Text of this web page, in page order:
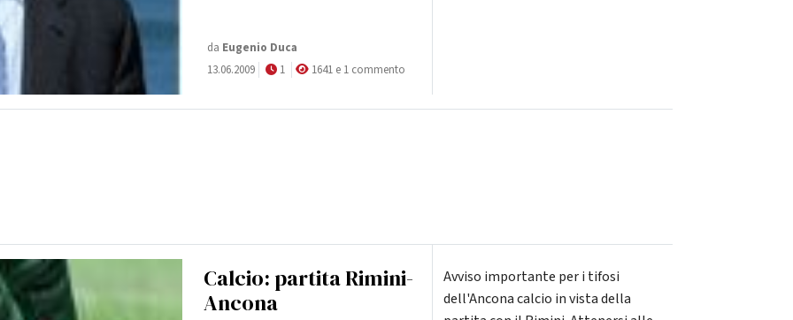
da Eugenio Duca
13.06.2009
1 1641 e 1 commento
Calcio: partita Rimini-
Ancona
Avviso importante per i tifosi
dell'Ancona calcio in vista della